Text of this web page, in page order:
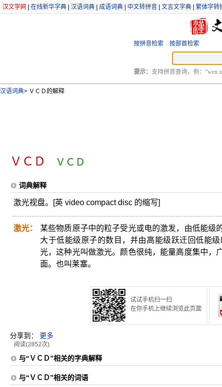
汉文学网 在线新华字典 汉语词典 成语词典 中文转拼音 文言文字典 繁体字转
按拼音检索 按部首检索
提示： 支持拼音查询，例：“wen
汉语词典> ＶＣＤ的解释
ＶＣＤ ＶＣＤ
词典解释
激光视盘。[英 video compact disc 的缩写]
激光：
某些物质原子中的粒子受光或电的激发，由低能级
大于低能级原子的数目，并由高能级跃迁回低能
光，这种光叫做激光。颜色很纯，能量高度集中，
面。也叫莱塞。
试试手机扫一扫
在你手机上继续浏览此页面
分享到： 更多
阅读(2852次)
与“ＶＣＤ”相关的字典解释
与“ＶＣＤ”相关的词语